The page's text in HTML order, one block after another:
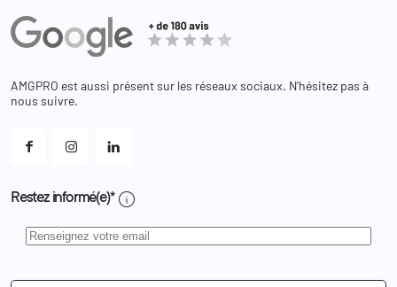
Equipements
Bagagerie
Adresses
Bons de réduction
Et les cookies ?
AMGPRO est aussi présent sur les réseaux sociaux. N'hésitez pas à
nous suivre.
Restez informé(e)* info